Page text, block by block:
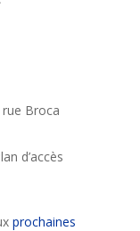
rue Broca
d’accès
prochaines